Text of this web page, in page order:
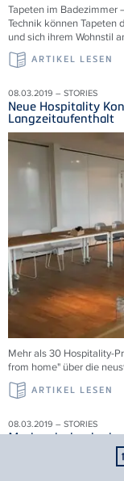
Tapeten im Badezimmer
Technik können Tapeten
und sich ihrem Wohnstil
ARTIKEL LESEN
08.03.2019 – STORIES
Neue Hospitality
Langzeitaufenthalt
Mehr als 30 Hospitality-
from home" über die
ARTIKEL LESEN
08.03.2019 – STORIES
Markendesign in